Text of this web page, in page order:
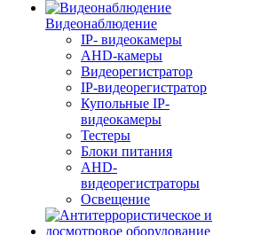
Видеонаблюдение
IP- видеокамеры
AHD-камеры
Видеорегистратор
IP-видеорегистратор
Купольные IP-
видеокамеры
Тестеры
Блоки питания
AHD-
видеорегистраторы
Освещение